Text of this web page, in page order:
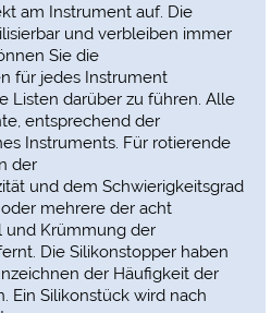
am Instrument auf. Die
und verbleiben immer
Sie die
für jedes Instrument
Listen darüber zu führen. Alle
entsprechend der
Instruments. Für rotierende
der
und dem Schwierigkeitsgrad
mehrere der acht
und Krümmung der
Die Silikonstopper haben
der Häufigkeit der
Ein Silikonstück wird nach